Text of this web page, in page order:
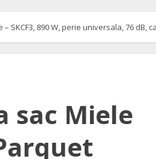
SKCF3, 890 W, perie universala, 76 dB,
sac Miele